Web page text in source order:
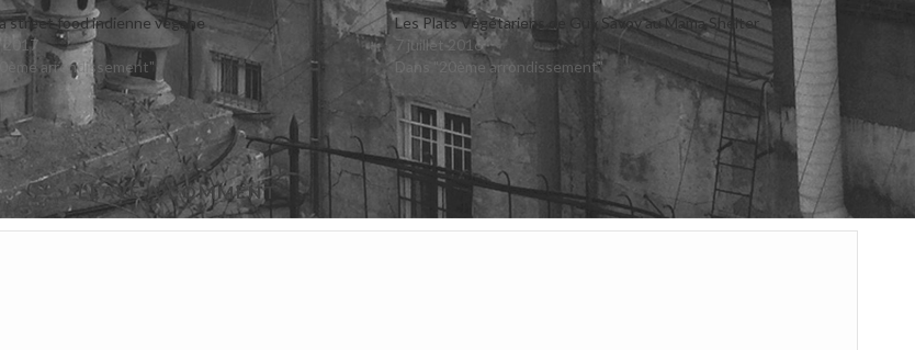
street food indienne végane
2017
arrondissement"
Les Plats Végétariens de Guy Savoy au Mama Shelter
7 juillet 2016
Dans "20ème arrondissement"
LEAVE A COMMENT